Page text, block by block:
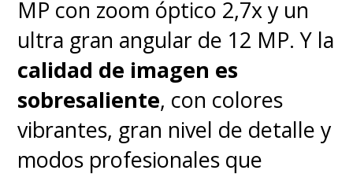
MP con zoom óptico 2,7x y un
ultra gran angular de 12 MP. Y la
calidad de imagen es
sobresaliente, con colores
vibrantes, gran nivel de detalle y
modos profesionales que